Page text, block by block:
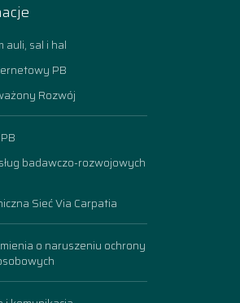
auli, sal i hal
PB
Rozwój
badawczo-rozwojowych
Sieć Via Carpatia
o naruszeniu ochrony